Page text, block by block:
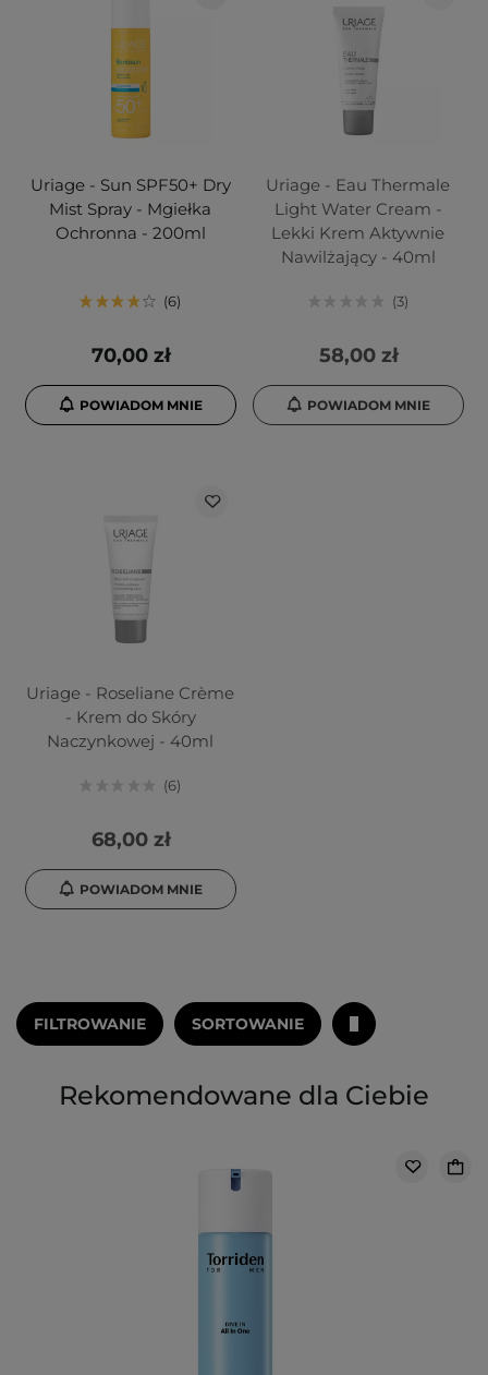
Uriage - Sun SPF50+ Dry
Mist Spray - Mgiełka
Ochronna - 200ml
6
70,00 zł
POWIADOM MNIE
Uriage - Eau Thermale
Light Water Cream -
Lekki Krem Aktywnie
Nawilżający - 40ml
3
58,00 zł
POWIADOM MNIE
Uriage - Roseliane Crème
- Krem do Skóry
Naczynkowej - 40ml
6
68,00 zł
POWIADOM MNIE
FILTROWANIE SORTOWANIE
Rekomendowane dla Ciebie